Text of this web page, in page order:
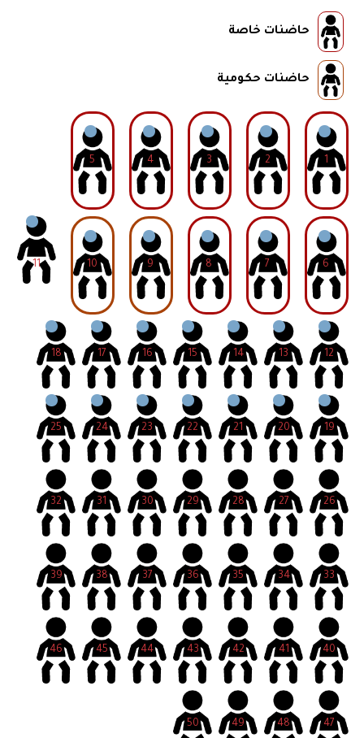
حاضنات خاصة
حاضنات حكومية
1
2
3
4
5
6
7
8
9
10
11
12
13
14
15
16
17
18
19
20
21
22
23
24
25
26
27
28
29
30
31
32
33
34
35
36
37
38
39
40
41
42
43
44
45
46
47
48
49
50